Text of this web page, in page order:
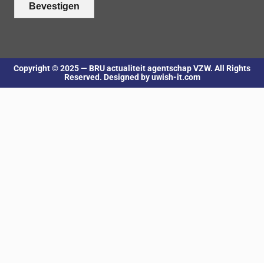
Bevestigen
Copyright © 2025 — BRU actualiteit agentschap VZW. All Rights
Reserved. Designed by uwish-it.com